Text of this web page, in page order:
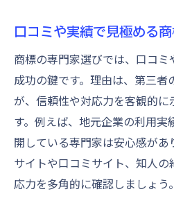
口コミや実績で見極める
商標の専門家選びでは、口コ
成功の鍵です。理由は、第三者
が、信頼性や対応力を客観的
す。例えば、地元企業の利用実
開している専門家は安心感があ
サイトや口コミサイト、知人
応力を多角的に確認しましょう。